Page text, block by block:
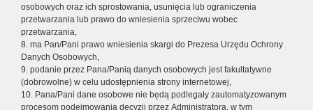
osobowych oraz ich sprostowania, usunięcia lub ograniczenia
przetwarzania lub prawo do wniesienia sprzeciwu wobec
przetwarzania,
8. ma Pan/Pani prawo wniesienia skargi do Prezesa Urzędu Ochrony
Danych Osobowych,
9. podanie przez Pana/Panią danych osobowych jest fakultatywne
(dobrowolne) w celu udostępnienia strony internetowej,
10. Pana/Pani dane osobowe nie będą podlegały zautomatyzowanym
procesom podejmowania decyzji przez Administratora, w tym